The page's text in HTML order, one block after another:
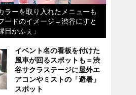
ラーを取り入れたメニューも
ードのイメージ＝渋谷にすと
日かふぇ」
イベント名の看板を付けた
風車が回るスポットも＝渋
谷サクラステージに屋外エ
アコンやミストの「避暑」
スポット